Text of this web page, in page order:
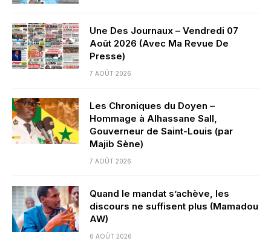
Une Des Journaux – Vendredi 07
Août 2026 (Avec Ma Revue De
Presse)
7 AOÛT 2026
Les Chroniques du Doyen –
Hommage à Alhassane Sall,
Gouverneur de Saint-Louis (par
Majib Sène)
7 AOÛT 2026
Quand le mandat s’achève, les
discours ne suffisent plus (Mamadou
AW)
6 AOÛT 2026